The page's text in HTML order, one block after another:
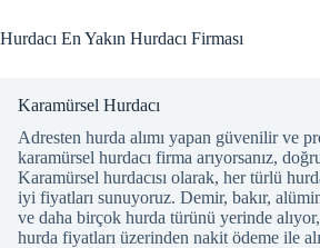
to
content
Hurdacı En Yakın Hurdacı Firması
Karamürsel Hurdacı
Adresten hurda alımı yapan güvenilir ve
karamürsel hurdacı firma arıyorsanız,
Karamürsel hurdacısı olarak, her türlü
iyi fiyatları sunuyoruz. Demir, bakır,
ve daha birçok hurda türünü yerinde
hurda fiyatları üzerinden nakit ödeme ile